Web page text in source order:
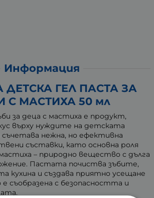
Информация
ДЕТСКА ГЕЛ ПАСТА ЗА
С МАСТИХА 50 мл
за деца с мастиха е продукт,
върху нуждите на детската
съчетава нежна, но ефективна
съставки, като основна роля
– природно вещество с дълга
Пастата почиства зъбите,
кухина и създава приятно усещане
съобразена с безопасността и